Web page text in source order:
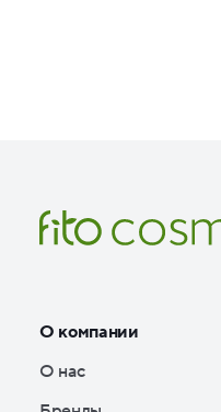
О компании
О нас